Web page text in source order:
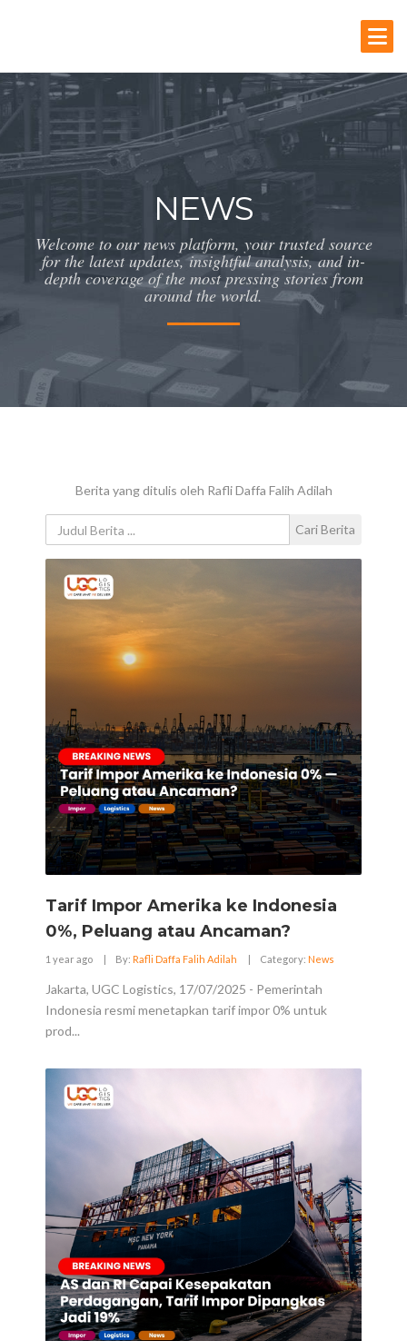
NEWS
Welcome to our news platform, your trusted source
for the latest updates, insightful analysis, and in-
depth coverage of the most pressing stories from
around the world.
Berita yang ditulis oleh Rafli Daffa Falih Adilah
Cari Berita
Tarif Impor Amerika ke Indonesia
0%, Peluang atau Ancaman?
1 year ago | By: Rafli Daffa Falih Adilah | Category: News
Jakarta, UGC Logistics, 17/07/2025 - Pemerintah
Indonesia resmi menetapkan tarif impor 0% untuk
prod...